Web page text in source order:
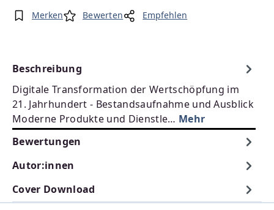
Merken Bewerten Empfehlen
Beschreibung
Digitale Transformation der Wertschöpfung im
21. Jahrhundert - Bestandsaufnahme und Ausblick
Moderne Produkte und Dienstle… Mehr
Bewertungen
Autor:innen
Cover Download